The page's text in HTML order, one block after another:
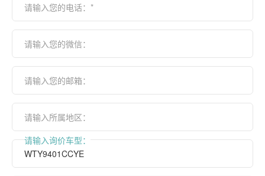
请输入您的电话：*
请输入您的微信：
请输入您的邮箱：
请输入所属地区：
请输入询价车型：